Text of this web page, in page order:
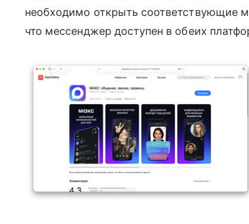
необходимо открыть соответствующие
что мессенджер доступен в обеих